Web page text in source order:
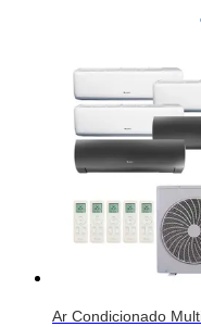
Ar Condicionado